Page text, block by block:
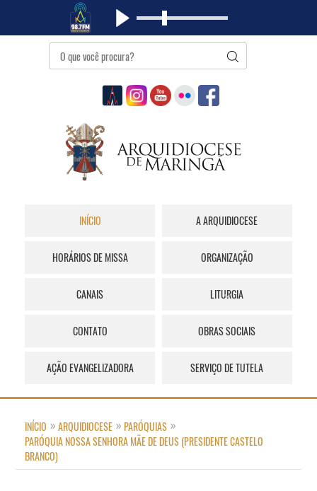
INÍCIO A ARQUIDIOCESE
HORÁRIOS DE MISSA ORGANIZAÇÃO
CANAIS LITURGIA
CONTATO OBRAS SOCIAIS
AÇÃO EVANGELIZADORA SERVIÇO DE TUTELA
INÍCIO ARQUIDIOCESE
PARÓQUIAS
PARÓQUIA NOSSA SENHORA MÃE DE DEUS (PRESIDENTE CASTELO
BRANCO)